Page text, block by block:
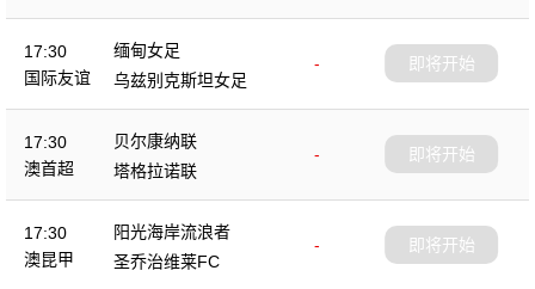
17:30
国际友谊
缅甸女足
-
乌兹别克斯坦女足
即将开始
17:30
澳首超
贝尔康纳联
-
塔格拉诺联
即将开始
17:30
澳昆甲
阳光海岸流浪者
-
圣乔治维莱FC
即将开始